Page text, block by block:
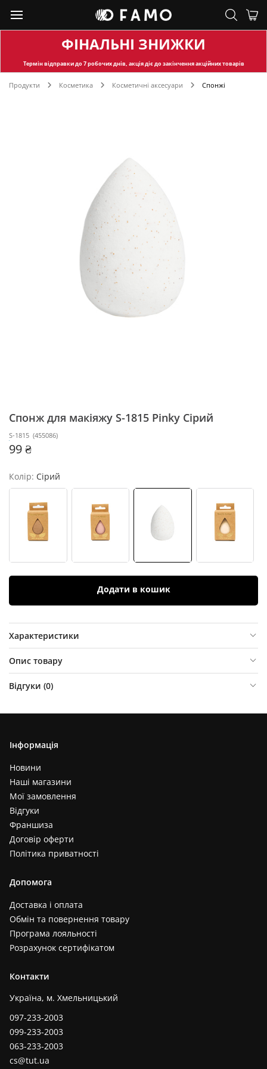
ФІНАЛЬНІ ЗНИЖКИ
Термін відправкидо 7 робочих днів, акція діє до закінчення акційних товарів
Продукти Косметика Косметичні аксесуари Спонжі
Спонж для макіяжу S-1815 Pinky Сірий
S-1815 (455086)
99 ₴
Колір: Сірий
Додати в кошик
Характеристики
Опис товару
Відгуки (0)
Інформація
Новини
Наші магазини
Мої замовлення
Відгуки
Франшиза
Договір оферти
Політика приватності
Допомога
Доставка і оплата
Обмін та повернення товару
Програма лояльності
Розрахунок сертифікатом
Контакти
Україна, м. Хмельницький
097-233-2003
099-233-2003
063-233-2003
cs@tut.ua